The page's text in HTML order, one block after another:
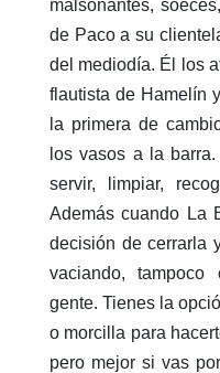
malsonantes,
de Paco a su
del mediodía. Él los
flautista de Hamelín
la primera de
los vasos a la
servir, limpiar,
Además cuando La
decisión de cerrarla
vaciando,
gente. Tienes la
o morcilla para
pero mejor si vas